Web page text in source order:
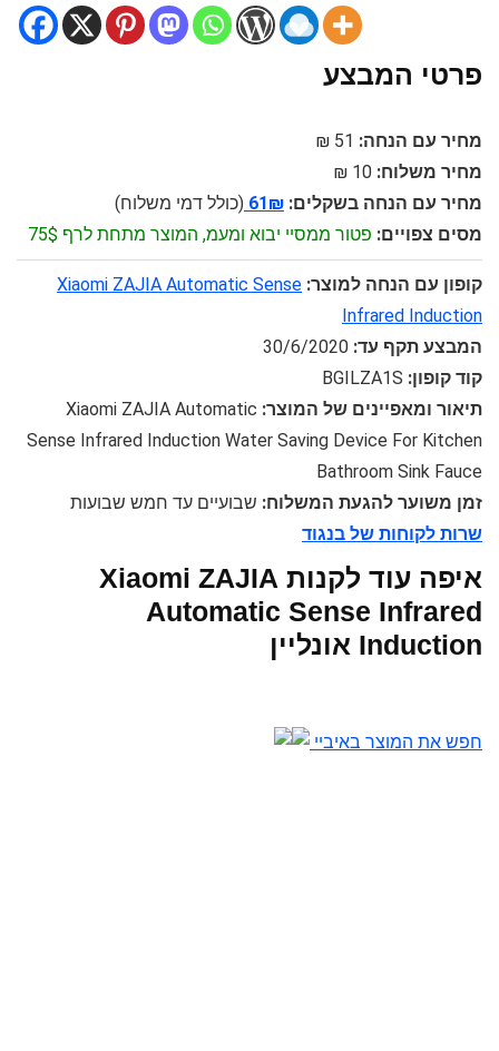
פרטי המבצע
מחיר עם הנחה: 51 ₪
מחיר משלוח: 10 ₪
מחיר עם הנחה בשקלים: 61₪ (כולל דמי משלוח)
מסים צפויים: פטור ממסיי יבוא ומעמ, המוצר מתחת לרף 75$
קופון עם הנחה למוצר: Xiaomi ZAJIA Automatic Sense
Infrared Induction
המבצע תקף עד: 30/6/2020
קוד קופון: BGILZA1S
תיאור ומאפיינים של המוצר: Xiaomi ZAJIA Automatic
Sense Infrared Induction Water Saving Device For Kitchen
Bathroom Sink Fauce
זמן משוער להגעת המשלוח: שבועיים עד חמש שבועות
שרות לקוחות של בנגוד
איפה עוד לקנות Xiaomi ZAJIA
Automatic Sense Infrared
Induction אונליין
חפש את המוצר באיביי